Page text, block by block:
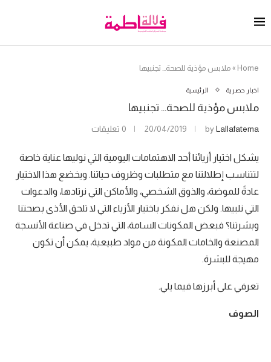
Home
» ملابس مؤذية للصحة… تجنبيها
اخبار حصرية الرئيسية
ملابس مؤذية للصحة… تجنبيها
byLallafatema
20/04/2019 0 تعليقات
يشكل اختيار أزيائنا أحد الاهتمامات اليومية التي نوليها عناية خاصة
لتتناسب إطلالتنا مع متطلبات وظروف حياتنا. ويخضع هذا الاختيار
عادةً للموضة، والذوق الشخصي، والأماكن التي نرتادها، والدعوات
التي نلبيها. ولكن هل نفكر باختيار الأزياء التي لا تلحق الأذى بصحتنا
وبشرتنا؟ فبعض المكونات السامة، التي تدخل في صناعة الأنسجة
المصنعة والخامات المكونة من مواد طبيعية، يمكن أن تكون
مهيجة للبشرة.
تعرفي على أبرزها فيما يلي.
الصوف